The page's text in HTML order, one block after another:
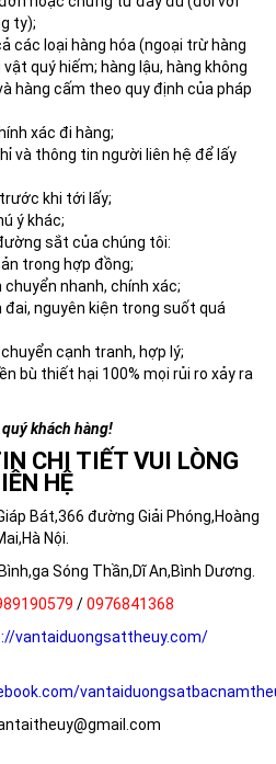
ty);
các loại hàng hóa (ngoại trừ hàng
quý hiếm; hàng lậu, hàng không
hàng cấm theo quy định của pháp
xác đi hàng;
và thông tin người liên hệ để lấy
khi tới lấy;
ý khác;
sắt của chúng tôi:
trong hợp đồng;
nhanh, chính xác;
đai, nguyên kiện trong suốt quá
cạnh tranh, hợp lý;
bù thiết hại 100% mọi rủi ro xảy ra
khách hàng!
CHI TIẾT VUI LÒNG
HỆ
Bát,366 đường Giải Phóng,Hoàng
Nội.
Sóng Thần,Dĩ An,Bình Dương.
/0976841368
vantaiduongsattheuy.com/